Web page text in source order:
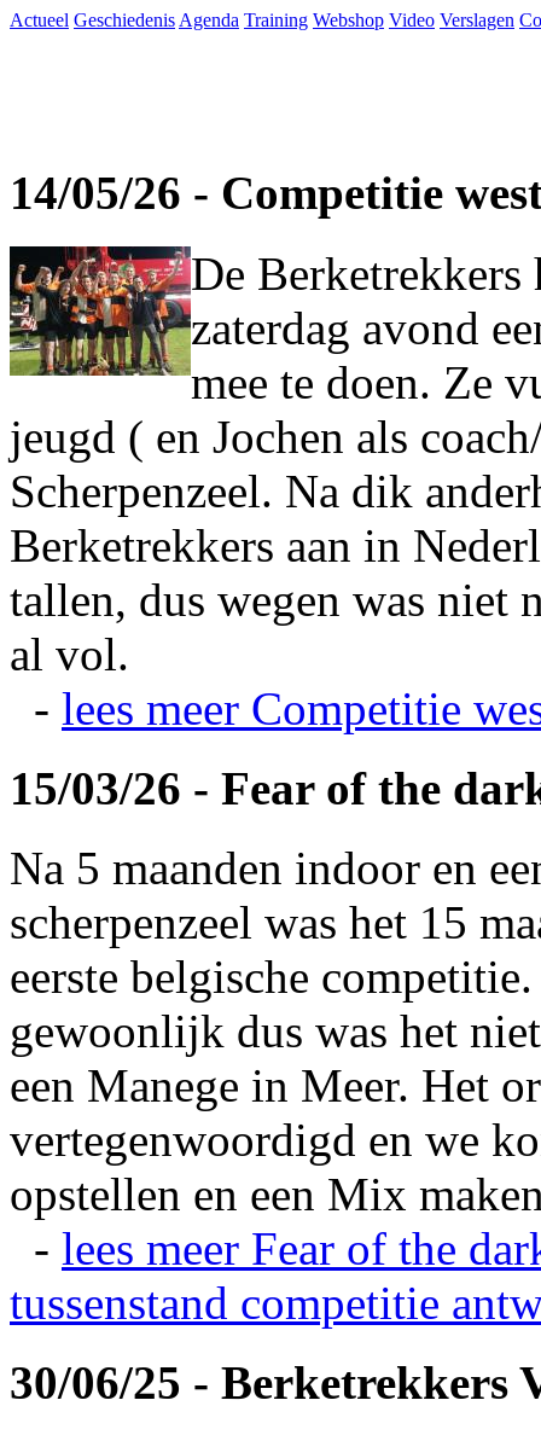
Actueel Geschiedenis Agenda Training Webshop Video Verslagen
14/05/26 - Competitie
De Berketrekkers
zaterdag avond
mee te doen. Ze
jeugd ( en Jochen als
Scherpenzeel. Na dik
Berketrekkers aan in
tallen, dus wegen was niet
al vol.
- lees meer Competitie
15/03/26 - Fear of the
Na 5 maanden indoor en
scherpenzeel was het 15
eerste belgische
gewoonlijk dus was het
een Manege in Meer. Het
vertegenwoordigd en we
opstellen en een Mix
- lees meer Fear of the
tussenstand competitie
30/06/25 - Berketrekkers